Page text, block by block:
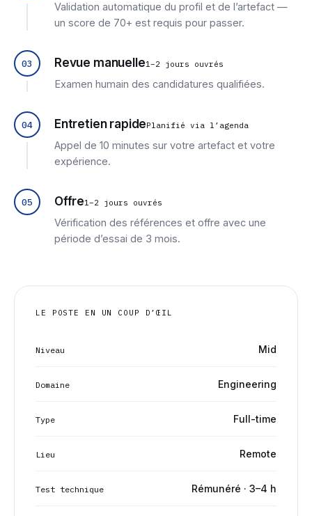
Validation automatique du profil et de l’artefact —
un score de 70+ est requis pour passer.
03 Revue manuelle1–2 jours ouvrés
Examen humain des candidatures qualifiées.
04 Entretien rapidePlanifié via l’agenda
Appel de 10 minutes sur votre artefact et votre
expérience.
05 Offre1–2 jours ouvrés
Vérification des références et offre avec une
période d’essai de 3 mois.
LE POSTE EN UN COUP D’ŒIL
Niveau Mid
Domaine Engineering
Type Full-time
Lieu Remote
Test technique Rémunéré · 3–4 h